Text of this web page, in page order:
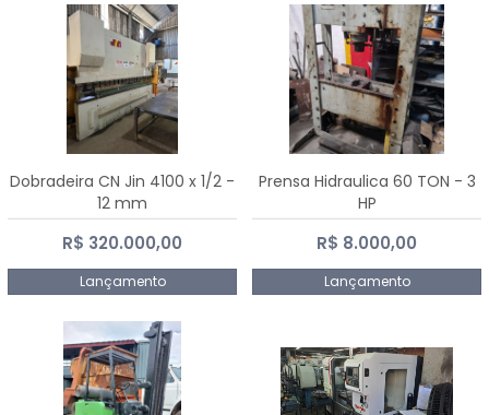
Dobradeira CN Jin 4100 x 1/2 -
12 mm
R$ 320.000,00
Lançamento
Prensa Hidraulica 60 TON - 3
HP
R$ 8.000,00
Lançamento